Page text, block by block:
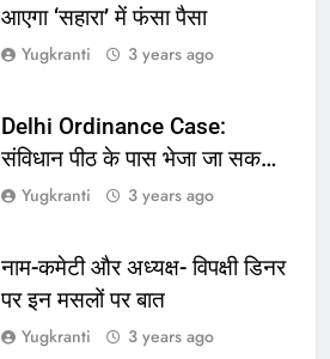
आएगा ‘सहारा’ में फंसा पैसा
Yugkranti 3 years ago
Delhi Ordinance Case:
संविधान पीठ के पास भेजा जा सकता
है अध्यादेश का मामला
Yugkranti 3 years ago
नाम-कमेटी और अध्यक्ष- विपक्षी डिनर
पर इन मसलों पर बात
Yugkranti 3 years ago